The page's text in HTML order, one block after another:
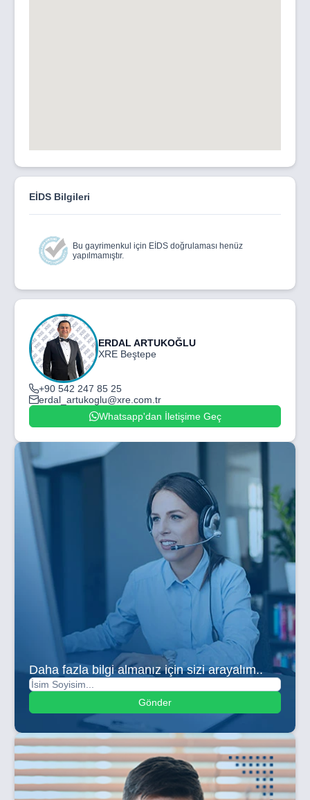
EİDS Bilgileri
Bu gayrimenkul için EİDS doğrulaması henüz
yapılmamıştır.
ERDAL ARTUKOĞLU
XRE Beştepe
+90 542 247 85 25
erdal_artukoglu@xre.com.tr
Whatsapp'dan İletişime Geç
Daha fazla bilgi almanız için sizi arayalım..
Gönder